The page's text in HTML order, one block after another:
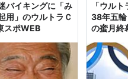
バイキングに「み
用」のウルトラＣ
スポWEB
「ウル
38年五
の蜜月終